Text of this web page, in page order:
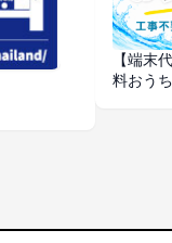
【端末
料おう